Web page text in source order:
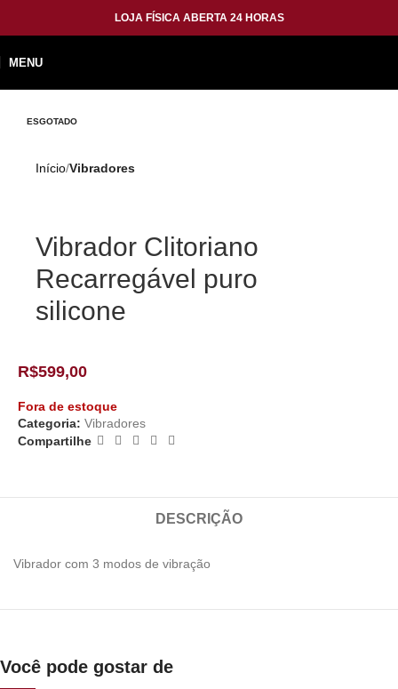
LOJA FÍSICA ABERTA 24 HORAS
MENU
ESGOTADO
Início Vibradores
Vibrador Clitoriano
Recarregável puro
silicone
R$599,00
Fora de estoque
Categoria: Vibradores
Compartilhe
DESCRIÇÃO
Vibrador com 3 modos de vibração
Você pode gostar de